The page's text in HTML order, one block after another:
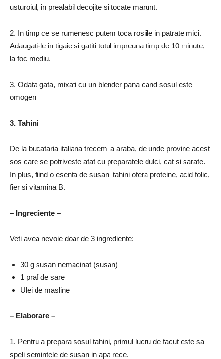
usturoiul, in prealabil decojite si tocate marunt.
2. In timp ce se rumenesc putem toca rosiile in patrate mici.
Adaugati-le in tigaie si gatiti totul impreuna timp de 10 minute,
la foc mediu.
3. Odata gata, mixati cu un blender pana cand sosul este
omogen.
3. Tahini
De la bucataria italiana trecem la araba, de unde provine acest
sos care se potriveste atat cu preparatele dulci, cat si sarate.
In plus, fiind o esenta de susan, tahini ofera proteine, acid folic,
fier si vitamina B.
– Ingrediente –
Veti avea nevoie doar de 3 ingrediente:
30 g susan nemacinat (susan)
1 praf de sare
Ulei de masline
– Elaborare –
1. Pentru a prepara sosul tahini, primul lucru de facut este sa
speli semintele de susan in apa rece.